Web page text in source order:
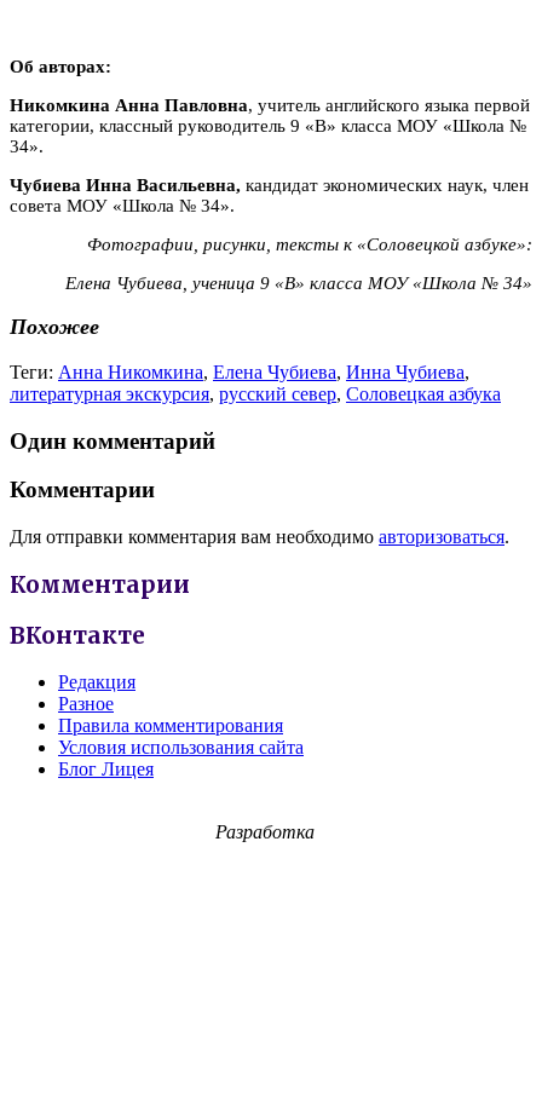
Об авторах:
Никомкина Анна Павловна, учитель английского языка первой
категории, классный руководитель 9 «В» класса МОУ «Школа №
34».
Чубиева Инна Васильевна, кандидат экономических наук, член
совета МОУ «Школа № 34».
Фотографии, рисунки, тексты к «Соловецкой азбуке»:
Елена Чубиева, ученица 9 «В» класса МОУ «Школа № 34»
Похожее
Теги: Анна Никомкина, Елена Чубиева, Инна Чубиева,
литературная экскурсия, русский север, Соловецкая азбука
Один комментарий
Комментарии
Для отправки комментария вам необходимо авторизоваться.
Комментарии
ВКонтакте
Редакция
Разное
Правила комментирования
Условия использования сайта
Блог Лицея
Разработка